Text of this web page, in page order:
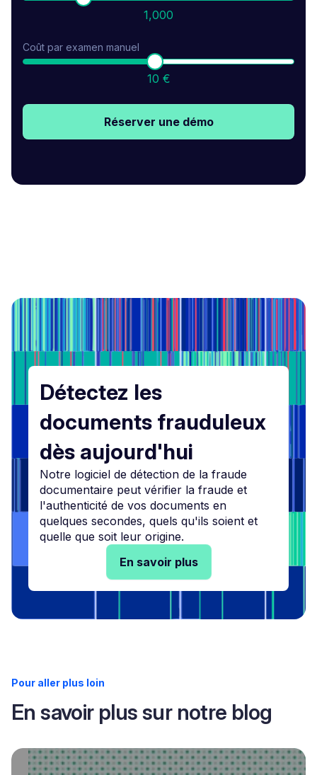
1,000
Coût par examen manuel
10 €
Réserver une démo
Détectez les
documents frauduleux
dès aujourd'hui
Notre logiciel de détection de la fraude
documentaire peut vérifier la fraude et
l'authenticité de vos documents en
quelques secondes, quels qu'ils soient et
quelle que soit leur origine.
En savoir plus
Pour aller plus loin
En savoir plus sur notre blog